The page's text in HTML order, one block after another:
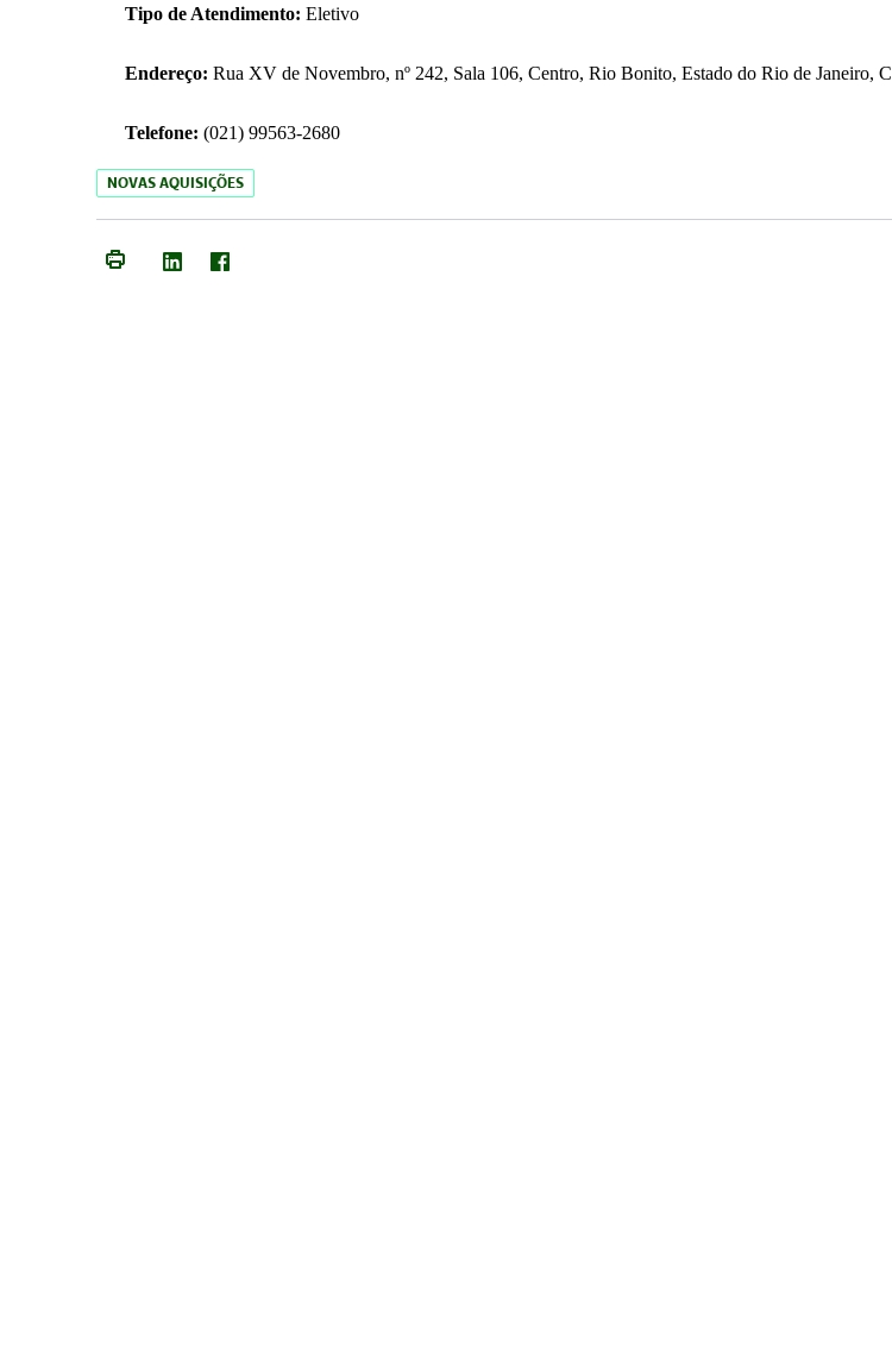
Tipo de Atendimento: Eletivo
Endereço: Rua XV de Novembro, nº 242, Sala 106, Centro, Rio Bonito, Estado do Rio de Janeiro,
Telefone: (021) 99563-2680
NOVAS AQUISIÇÕES